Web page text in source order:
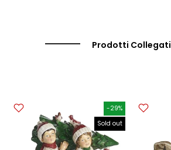
Prodotti Collegati
-29%
Sold out